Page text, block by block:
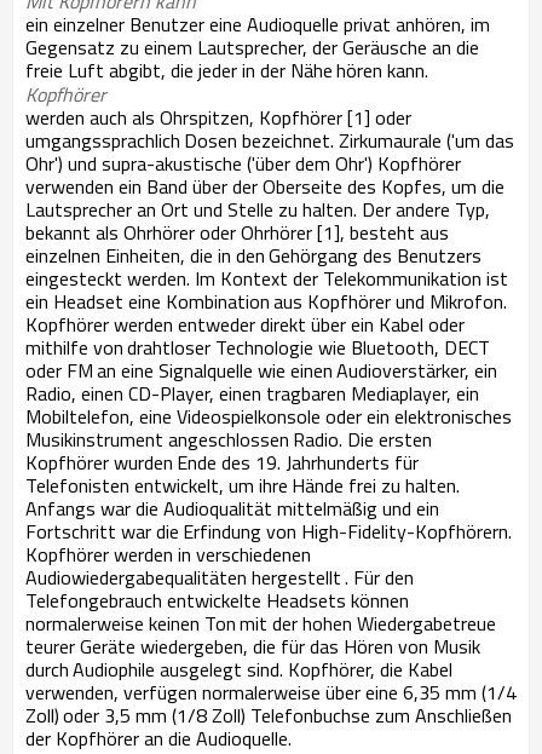
ein einzelner Benutzer eine Audioquelle privat anhören, im
Gegensatz zu einem Lautsprecher, der Geräusche an die
freie Luft abgibt, die jeder in der Nähehören kann.
Kopfhörer
werden auch als Ohrspitzen, Kopfhörer [1] oder
umgangssprachlich Dosen bezeichnet. Zirkumaurale ('um das
Ohr') und supra-akustische ('über dem Ohr') Kopfhörer
verwenden ein Band über der Oberseite des Kopfes, um die
Lautsprecher an Ort und Stelle zu halten. Der andere Typ,
bekannt als Ohrhörer oder Ohrhörer [1], besteht aus
einzelnen Einheiten, die in denGehörgang des Benutzers
eingesteckt werden. Im Kontext der Telekommunikation ist
ein Headset eine Kombinationaus Kopfhörer und Mikrofon.
Kopfhörer werden entweder direkt über ein Kabel oder
mithilfe vondrahtloser Technologie wie Bluetooth, DECT
oder FMan eine Signalquelle wie einenAudioverstärker, ein
Radio, einen CD-Player, einen tragbaren Mediaplayer, ein
Mobiltelefon, eine Videospielkonsole oder ein elektronisches
Musikinstrument angeschlossen Radio. Die ersten
Kopfhörer wurden Ende des 19. Jahrhunderts für
Telefonisten entwickelt, um ihre Hände frei zu halten.
Anfangs war die Audioqualität mittelmäßig und ein
Fortschritt war die Erfindung von High-Fidelity-Kopfhörern.
Kopfhörer werden in verschiedenen
Audiowiedergabequalitäten hergestellt. Für den
Telefongebrauch entwickelte Headsets können
normalerweise keinen Tonmit der hohen Wiedergabetreue
teurer Geräte wiedergeben, die für das Hören von Musik
durchAudiophile ausgelegt sind. Kopfhörer, die Kabel
verwenden, verfügen normalerweise über eine 6,35 mm (1/4
Zoll)oder 3,5 mm (1/8 Zoll) Telefonbuchse zum Anschließen
der Kopfhörer an die Audioquelle.